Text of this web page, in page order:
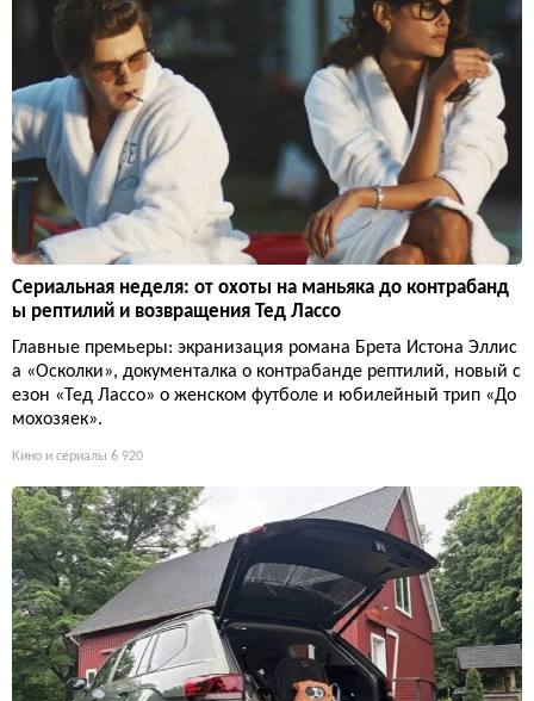
Сериальная неделя: от охоты на маньяка до контрабанд
ы рептилий и возвращения Тед Лассо
Главные премьеры: экранизация романа Брета Истона Эллис
а «Осколки», документалка о контрабанде рептилий, новый с
езон «Тед Лассо» о женском футболе и юбилейный трип «До
мохозяек».
Кино и сериалы 6 920